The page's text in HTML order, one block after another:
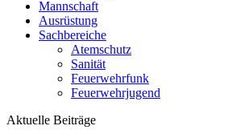
Mannschaft
Ausrüstung
Sachbereiche
Atemschutz
Sanität
Feuerwehrfunk
Feuerwehrjugend
Aktuelle Beiträge